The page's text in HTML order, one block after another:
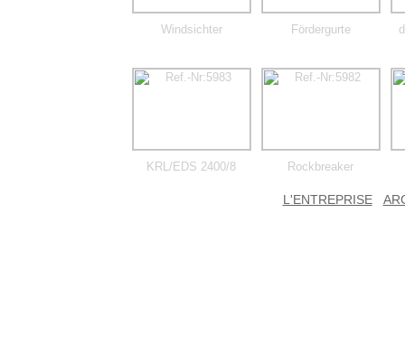
Windsichter Fördergurte
KRL/EDS 2400/8 Rockbreaker
L'ENTREPRISE